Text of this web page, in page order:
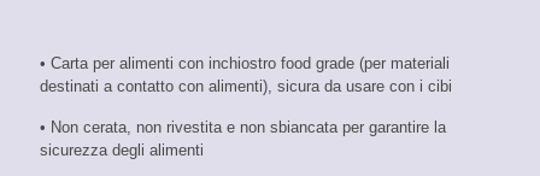
• Carta per alimenti con inchiostro food grade (per materiali
destinati a contatto con alimenti), sicura da usare con i cibi
• Non cerata, non rivestita e non sbiancata per garantire la
sicurezza degli alimenti